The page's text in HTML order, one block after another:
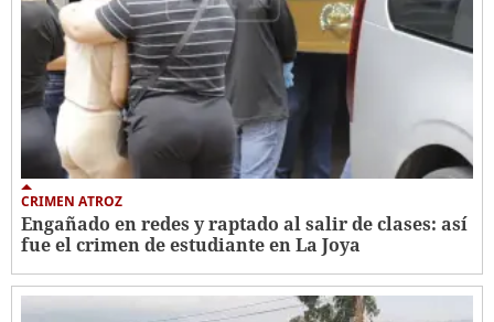
CRIMEN ATROZ
Engañado en redes y raptado al salir de clases: así
fue el crimen de estudiante en La Joya